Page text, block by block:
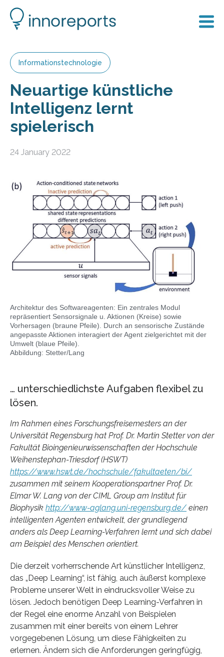
Informationstechnologie
Neuartige künstliche
Intelligenz lernt
spielerisch
24 January 2022
Architektur des Softwareagenten: Ein zentrales Modul
repräsentiert Sensorsignale u. Aktionen (Kreise) sowie
Vorhersagen (braune Pfeile). Durch an sensorische Zustände
angepasste Aktionen interagiert der Agent zielgerichtet mit der
Umwelt (blaue Pfeile).
Abbildung: Stetter/Lang
… unterschiedlichste Aufgaben flexibel zu
lösen.
Im Rahmen eines Forschungsfreisemesters an der
Universität Regensburg hat Prof. Dr. Martin Stetter von der
Fakultät Bioingenieurwissenschaften der Hochschule
Weihenstephan-Triesdorf (HSWT)
https://www.hswt.de/hochschule/fakultaeten/bi/
zusammen mit seinem Kooperationspartner Prof. Dr.
Elmar W. Lang von der CIML Group am Institut für
Biophysik http://www-aglang.uni-regensburg.de/einen
intelligenten Agenten entwickelt, der grundlegend
anders als Deep Learning-Verfahren lernt und sich dabei
am Beispiel des Menschen orientiert.
Die derzeit vorherrschende Art künstlicher Intelligenz,
das „Deep Learning“, ist fähig, auch äußerst komplexe
Probleme unserer Welt in eindrucksvoller Weise zu
lösen. Jedoch benötigen Deep Learning-Verfahren in
der Regel eine enorme Anzahl von Beispielen
zusammen mit einer bereits von einem Lehrer
vorgegebenen Lösung, um diese Fähigkeiten zu
erlernen. Ändern sich die Anforderungen geringfügig,